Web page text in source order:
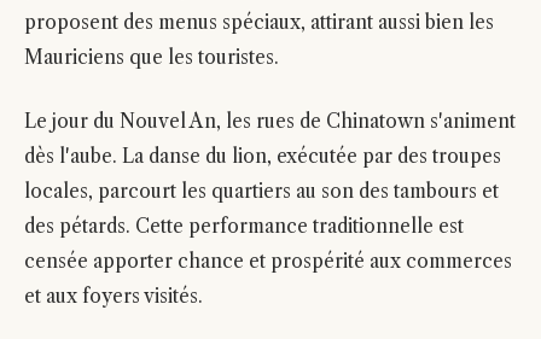
proposent des menus spéciaux, attirant aussi bien les
Mauriciens que les touristes.
Le jour du Nouvel An, les rues de Chinatown s'animent
dès l'aube. La danse du lion, exécutée par des troupes
locales, parcourt les quartiers au son des tambours et
des pétards. Cette performance traditionnelle est
censée apporter chance et prospérité aux commerces
et aux foyers visités.